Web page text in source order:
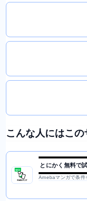
こんな人にはこの
とにかく無料で
Amebaマンガで条件